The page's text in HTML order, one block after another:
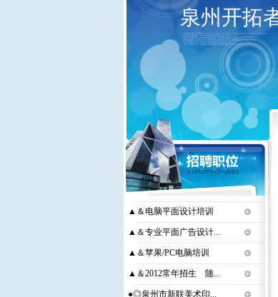
泉州开拓
▲＆电脑平面设计培训
▲＆专业平面广告设计...
▲＆苹果/PC电脑培训
▲＆2012常年招生 随...
●◎泉州市新联美术印...